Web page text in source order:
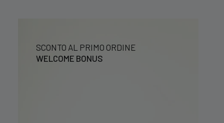
SCONTO AL PRIMO ORDINE
WELCOME BONUS